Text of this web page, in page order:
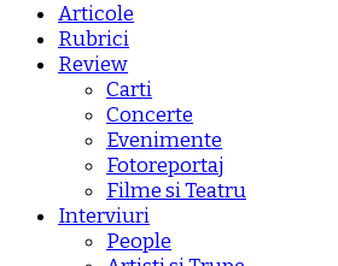
Articole
Rubrici
Review
Carti
Concerte
Evenimente
Fotoreportaj
Filme si Teatru
Interviuri
People